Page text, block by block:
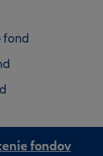
fond
fondov